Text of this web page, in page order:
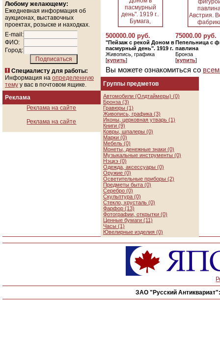
Любому желающему:
Ежедневная информация об
аукционах, выставочных
проектах, розыске и находках.
E-mail:
ФИО:
Город:
Специалисту для работы:
Информация на определенную
тему у вас в почтовом ящике.
Реклама
Реклама на сайте
Реклама на сайте
500000.00 руб.
"Пейзаж с рекой Доном в
пасмурный день". 1919 г.
Живопись, графика
[купить]
75000.00 руб.
Пепельница с
павлина
Бронза
[купить]
Вы можете ознакомиться со
Группы предметов
Автомобили (Олдтаймеры) (0)
Бронза (3)
Гравюры (1)
Живопись, графика (3)
Иконы, церковная утварь (1)
Книги (9)
Ковры, шпалеры (0)
Марки (0)
Мебель (0)
Монеты, денежные знаки (0)
Музыкальные инструменты (0)
Нэцкэ (0)
Одежда, аксессуары (0)
Оружие (0)
Осветительные приборы (2)
Предметы быта (0)
Серебро (0)
Скульптура (0)
Стекло, хрусталь (0)
Фарфор (13)
Фотографии, открытки (0)
Ценные бумаги (11)
Часы (1)
Ювелирные изделия (0)
ЗАО "Русский Антиквариат":